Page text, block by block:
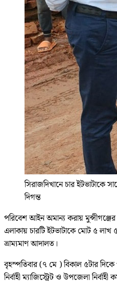
সিরাজদিখানে চার ইটভাটাকে
দিগন্ত
পরিবেশ আইন অমান্য করায়
এলাকায় চারটি ইটভাটাকে মোট ৫ লাখ
ভ্রাম্যমাণ আদালত।
বৃহস্পতিবার (৭ মে ) বিকাল ৫টার
নির্বাহী ম্যাজিস্ট্রেট ও উপজেলা